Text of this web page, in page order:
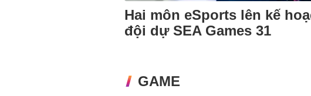
Hai môn eSports lên kế
đội dự SEA Games 31
GAME